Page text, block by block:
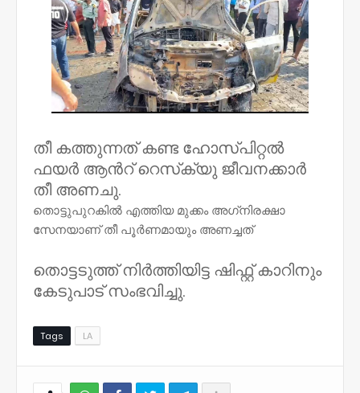
തീ കത്തുന്നത് കണ്ട ഹോസ്പിറ്റൽ
ഫയർ ആൻറ് റെസ്‌ക്യു ജീവനക്കാർ
തീ അണചു.
തൊട്ടുപുറകിൽ എത്തിയ മുക്കം അഗ്‌നിരക്ഷാ
സേനയാണ് തീ പൂർണമായും അണച്ചത്
തൊട്ടടുത്ത് നിർത്തിയിട്ട ഷിഫ്റ്റ് കാറിനും
കേടുപാട് സംഭവിച്ചു.
Tags LA